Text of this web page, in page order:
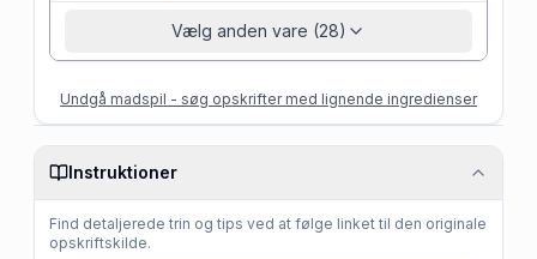
Vælg anden vare (28)
Undgå madspil - søg opskrifter med lignende ingredienser
Instruktioner
Find detaljerede trin og tips ved at følge linket til den originale
opskriftskilde.